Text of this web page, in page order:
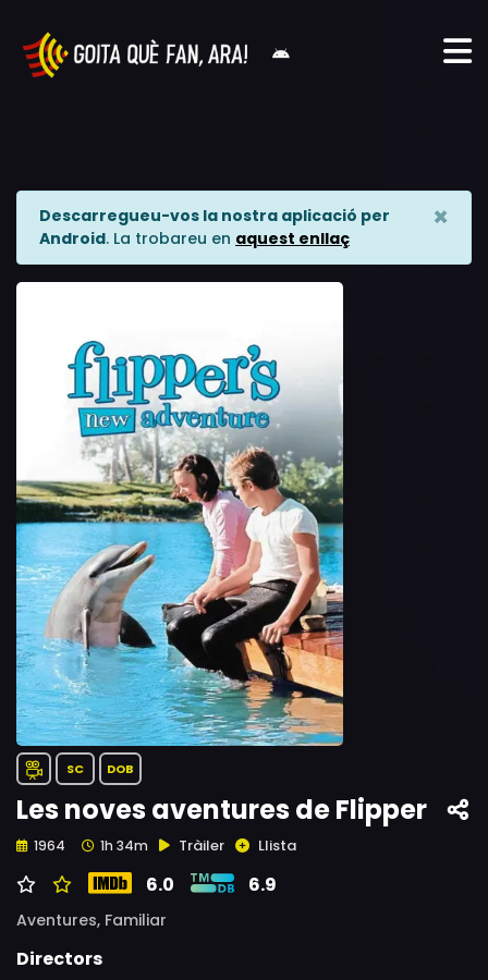
Descarregueu-vos la nostra aplicació per
Android. La trobareu en aquest enllaç
×
SC DOB
Les noves aventures de Flipper
1964 1h 34m Tràiler Llista
6.0 6.9
Aventures, Familiar
Directors